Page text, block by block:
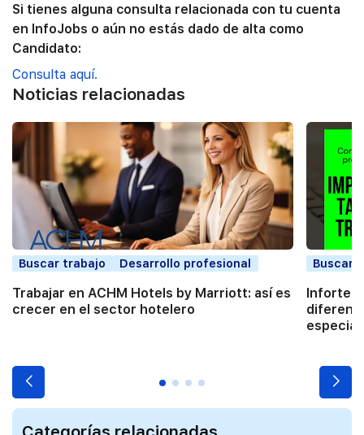
Si tienes alguna consulta relacionada con tu cuenta
en InfoJobs o aún no estás dado de alta como
Candidato:
Consulta aquí.
Noticias relacionadas
Buscar trabajo Desarrollo profesional
Trabajar en ACHM Hotels by Marriott: así es
crecer en el sector hotelero
Buscar